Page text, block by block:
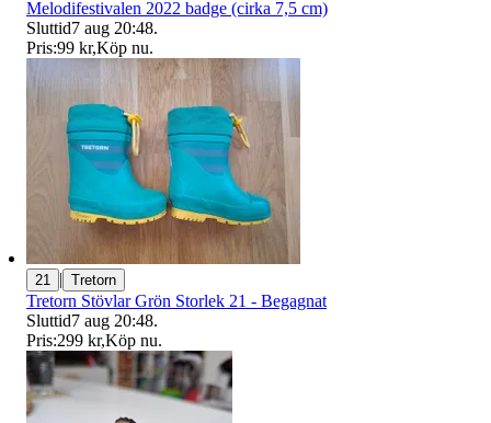
Melodifestivalen 2022 badge (cirka 7,5 cm)
Sluttid7 aug 20:48.
Pris:99 kr,Köp nu.
21 | Tretorn
Tretorn Stövlar Grön Storlek 21 - Begagnat
Sluttid7 aug 20:48.
Pris:299 kr,Köp nu.